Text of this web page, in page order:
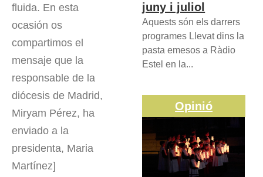
fluida. En esta
ocasión os
compartimos el
mensaje que la
responsable de la
diócesis de Madrid,
Miryam Pérez, ha
enviado a la
presidenta, Maria
Martínez]
juny i juliol
Aquests són els darrers
programes Llevat dins la
pasta emesos a Ràdio
Estel en la...
Opinió